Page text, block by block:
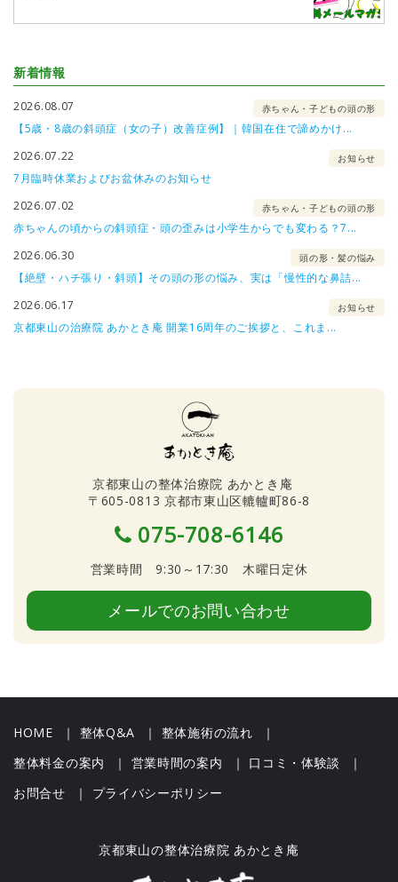
新着情報
2026.08.07 赤ちゃん・子どもの頭の形
【5歳・8歳の斜頭症（女の子）改善症例】｜韓国在住で諦めかけ...
2026.07.22
お知らせ
7月臨時休業およびお盆休みのお知らせ
2026.07.02
赤ちゃん・子どもの頭の形
赤ちゃんの頃からの斜頭症・頭の歪みは小学生からでも変わる？7...
2026.06.30
頭の形・髪の悩み
【絶壁・ハチ張り・斜頭】その頭の形の悩み、実は「慢性的な鼻詰...
2026.06.17
お知らせ
京都東山の治療院 あかとき庵 開業16周年のご挨拶と、これま...
京都東山の整体治療院 あかとき庵
〒605-0813 京都市東山区轆轤町86-8
075-708-6146
営業時間 9:30～17:30 木曜日定休
メールでのお問い合わせ
HOME ｜ 整体Q&A ｜ 整体施術の流れ
｜
整体料金の案内
｜ 営業時間の案内 ｜ 口コミ・体験談
｜
お問合せ
｜ プライバシーポリシー
京都東山の整体治療院 あかとき庵